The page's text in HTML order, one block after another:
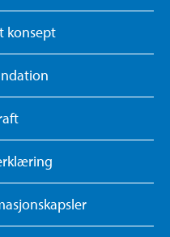
konsept